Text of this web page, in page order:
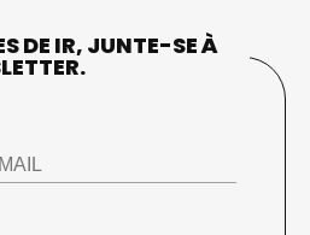
DE IR, JUNTE-SE À